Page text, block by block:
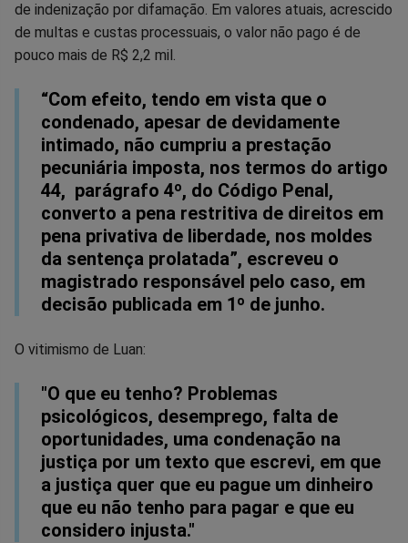
de indenização por difamação. Em valores atuais, acrescido
de multas e custas processuais, o valor não pago é de
pouco mais de R$ 2,2 mil.
“Com efeito, tendo em vista que o
condenado, apesar de devidamente
intimado, não cumpriu a prestação
pecuniária imposta, nos termos do artigo
44, parágrafo 4º, do Código Penal,
converto a pena restritiva de direitos em
pena privativa de liberdade, nos moldes
da sentença prolatada”, escreveu o
magistrado responsável pelo caso, em
decisão publicada em 1º de junho.
O vitimismo de Luan:
"O que eu tenho? Problemas
psicológicos, desemprego, falta de
oportunidades, uma condenação na
justiça por um texto que escrevi, em que
a justiça quer que eu pague um dinheiro
que eu não tenho para pagar e que eu
considero injusta."